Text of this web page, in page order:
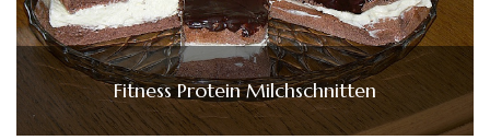
Fitness Protein Milchschnitten